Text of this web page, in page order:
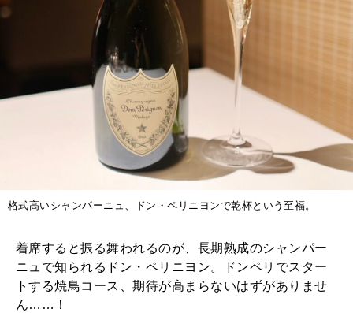
格式高いシャンパーニュ、ドン・ペリニヨンで乾杯という至福。
着席すると振る舞われるのが、長期熟成のシャンパー
ニュで知られるドン・ペリニヨン。ドンペリでスター
トする焼鳥コース、期待が高まらないはずがありませ
ん……！